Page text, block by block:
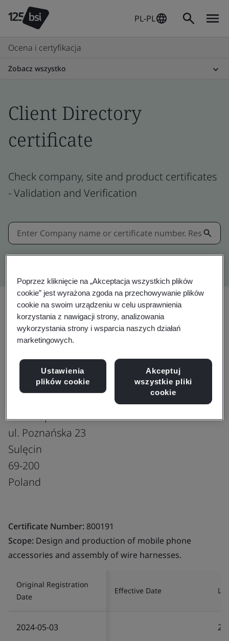
PL-PL
Ocena i certyfikacja
Zobacz wszystko
Client Directory
certificate
Check company, site and product certificates
- Validation and Verification
Kitemark advanced search
Download
IATF 16949:2016
Molex Sp. z o.o.
ul. Poznańska 23
Sulęcin
69-200
Poland
Certificate Number: 800191
Scope: Design and production of mobile phone
accessories and assembly of wire harnesses.
Original Registration
Date
Effective Date
2024-05-03
Poprzez kliknięcie na „Akceptacja wszystkich plików
cookie” jest wyrażona zgoda na przechowywanie plików
cookie na swoim urządzeniu w celu usprawnienia
korzystania z nawigacji strony, analizowania
wykorzystania strony i wsparcia naszych działań
marketingowych.
Ustawienia
plików cookie
Akceptuj
wszystkie pliki
cookie